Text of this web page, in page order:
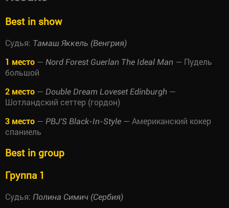
Best in show
Судья: Тамаш Яккель (Венгрия)
1 место — Nord Forest Guerlan The Ideal Man — Пудель
большой
2 место — Double Dream Loveset Edinburgh —
Шотландский сеттер (гордон)
3 место — PBJ'S Black-In-Style — Американский кокер
спаниель
Best in group
Группа 1
Судья: Полина Симич (Сербия)